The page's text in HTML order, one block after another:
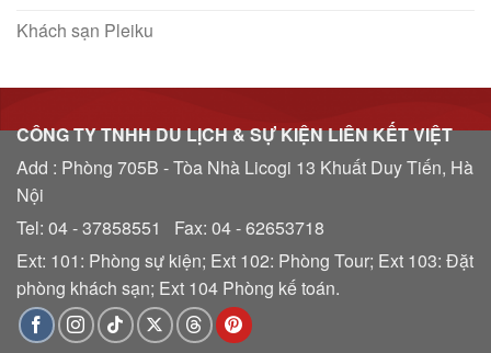
Khách sạn Pleiku
CÔNG TY TNHH DU LỊCH & SỰ KIỆN LIÊN KẾT VIỆT
Add : Phòng 705B - Tòa Nhà Licogi 13 Khuất Duy Tiến, Hà
Nội
Tel: 04 - 37858551 Fax: 04 - 62653718
Ext: 101: Phòng sự kiện; Ext 102: Phòng Tour; Ext 103: Đặt
phòng khách sạn; Ext 104 Phòng kế toán.